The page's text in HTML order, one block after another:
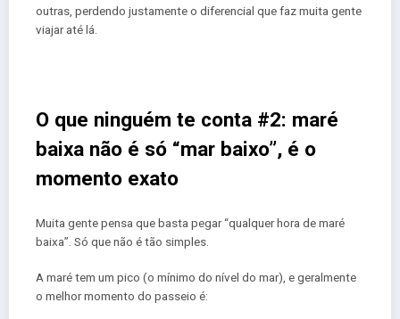
outras, perdendo justamente o diferencial que faz muita gente
viajar até lá.
O que ninguém te conta #2: maré
baixa não é só “mar baixo”, é o
momento exato
Muita gente pensa que basta pegar “qualquer hora de maré
baixa”. Só que não é tão simples.
A maré tem um pico (o mínimo do nível do mar), e geralmente
o melhor momento do passeio é: